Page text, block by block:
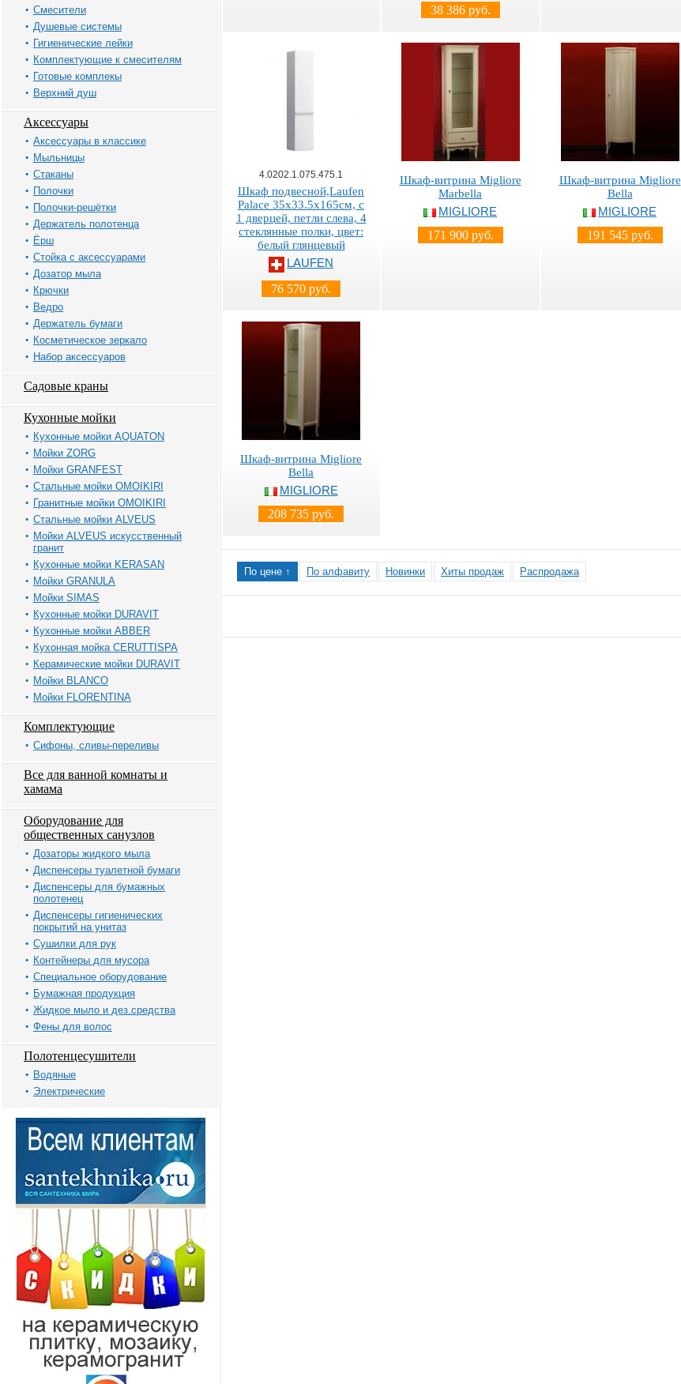
Смесители
Душевые системы
Гигиенические лейки
Комплектующие к смесителям
Готовые комплекы
Верхний душ
Аксессуары
Аксессуары в классике
Мыльницы
Стаканы
Полочки
Полочки-решётки
Держатель полотенца
Ёрш
Стойка с аксессуарами
Дозатор мыла
Крючки
Ведро
Держатель бумаги
Косметическое зеркало
Набор аксессуаров
Садовые краны
Кухонные мойки
Кухонные мойки AQUATON
Мойки ZORG
Мойки GRANFEST
Стальные мойки OMOIKIRI
Гранитные мойки OMOIKIRI
Стальные мойки ALVEUS
Мойки ALVEUS искусственный
гранит
Кухонные мойки KERASAN
Мойки GRANULA
Мойки SIMAS
Кухонные мойки DURAVIT
Кухонные мойки ABBER
Кухонная мойка CERUTTISPA
Керамические мойки DURAVIT
Мойки BLANCO
Мойки FLORENTINA
Комплектующие
Сифоны, сливы-переливы
Все для ванной комнаты и
хамама
Оборудование для
общественных санузлов
Дозаторы жидкого мыла
Диспенсеры туалетной бумаги
Диспенсеры для бумажных
полотенец
Диспенсеры гигиенических
покрытий на унитаз
Сушилки для рук
Контейнеры для мусора
Специальное оборудование
Бумажная продукция
Жидкое мыло и дез.средства
Фены для волос
Полотенцесушители
Водяные
Электрические
38 386 руб.
4.0202.1.075.475.1
Шкаф подвесной,Laufen
Palace 35х33.5х165см, с
1 дверцей, петли слева, 4
стеклянные полки, цвет:
белый глянцевый
LAUFEN
76 570 руб.
Шкаф-витрина Migliore
Marbella
MIGLIORE
171 900 руб.
Шкаф-витрина Migliore
Bella
MIGLIORE
191 545 руб.
Шкаф-витрина Migliore
Bella
MIGLIORE
208 735 руб.
По цене ↑ По алфавиту Новинки Хиты продаж Распродажа